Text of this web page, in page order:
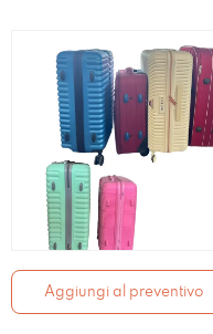
Aggiungi al preventivo